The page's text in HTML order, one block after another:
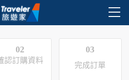
02
認訂購資料
03
完成訂單